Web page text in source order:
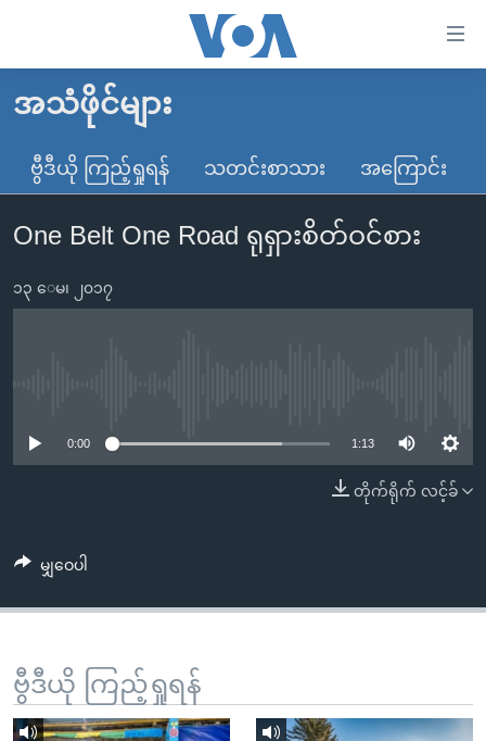
လွယ်ကူ
သည့်
များ
ပင်မ
ပင်မ
စာမျက်နှာ
ကျော်
ရန်
ရှာဖွေ
ရန်
မူလစာမျက်နှာ
မြန်မာ
ကမ္ဘာ့သတင်းများ
နိုင်ငံတကာ
တရုတ်
ဗွီဒီယို
ရပ်ဝန်းတခု လမ်းတခု အလွန်
ရုပ်ရှင်ထဲက အင်္ဂလိပ်စာ
တီဗွီ
ရေဒီယို/တီဗွီအစီအစဉ်
ဗွီအိုအေ လူမှုကွန်ယက်များ
ဘာသာစကားများ
အသံဖိုင်များ
ဗွီဒီယို ကြည့်ရှုရန် သတင်းစာသား အကြောင်း
One Belt One Road ရုရှားစိတ်ဝင်စား
၁၃ ေမ၊ ၂၀၁၇
0:00 1:13
တိုက်ရိုက် လင့်ခ်
မျှဝေပါ
ဗွီဒီယို ကြည့်ရှုရန်